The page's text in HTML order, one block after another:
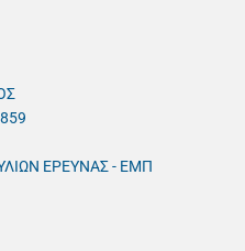
ΕΡΕΥΝΑΣ - ΕΜΠ